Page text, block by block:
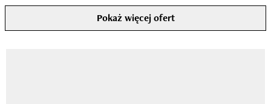
Pokaż więcej ofert